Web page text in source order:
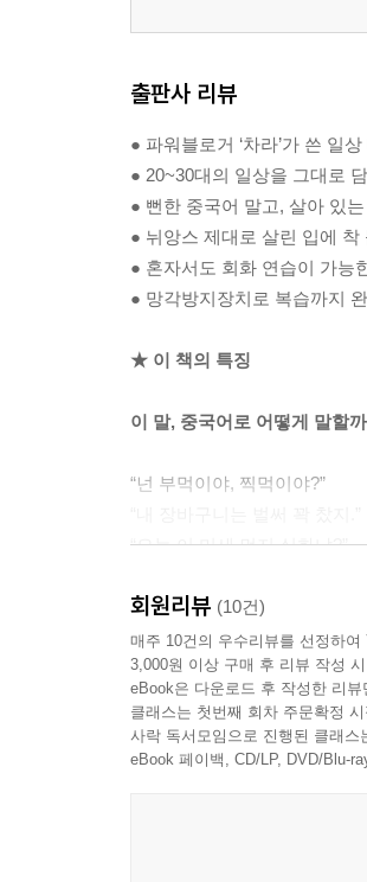
출판사 리뷰
● 파워블로거 ‘차라’가 쓴 일
● 20~30대의 일상을 그대로
● 뻔한 중국어 말고, 살아 있
● 뉘앙스 제대로 살린 입에 착
● 혼자서도 회화 연습이 가능
● 망각방지장치로 복습까지
★ 이 책의 특징
이 말, 중국어로 어떻게 말할
“넌 부먹이야, 찍먹이야?”
“오늘 이 미세 먼지 실화냐?”
“혹시 탈덕하려는 건 아니지?”
“‘좋아요’ 좀 눌러줘.”
“언박싱 영상 좀 찍고.”
내가 요새 자주 쓰는 표현들
회원리뷰 (10건)
매주 10건의 우수리뷰를 선정하
3,000원 이상 구매 후 리뷰 작성 시
eBook은 다운로드 후 작성한 리
클래스는 첫번째 회차 주문확정
사락 독서모임으로 진행된 클래
eBook 페이백, CD/LP, DVD/Blu-